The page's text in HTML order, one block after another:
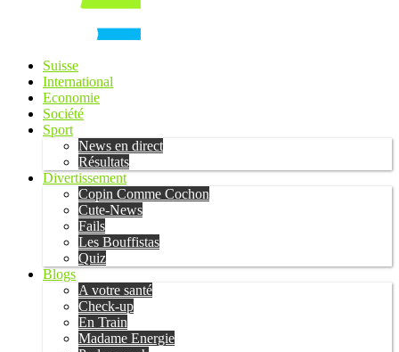
Suisse
International
Economie
Société
Sport
News en direct
Résultats
Divertissement
Copin Comme Cochon
Cute-News
Fails
Les Bouffistas
Quiz
Blogs
A votre santé
Check-up
En Train
Madame Energie